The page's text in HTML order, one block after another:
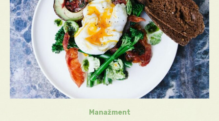
Manažment